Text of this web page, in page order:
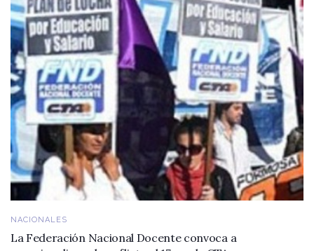
NACIONALES
La Federación Nacional Docente convoca a